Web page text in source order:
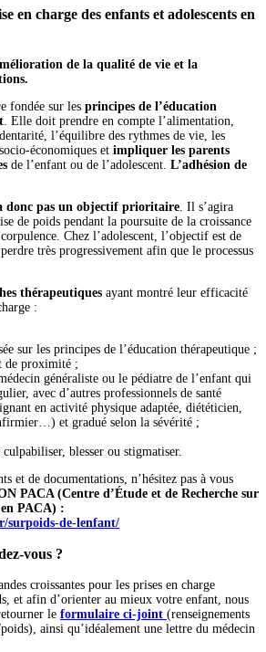
en charge des enfants et adolescents en
de la qualité de vie et la
fondée sur les principes de l’éducation
. Elle doit prendre en compte l’alimentation,
l’équilibre des rythmes de vie, les
économiques et impliquer les parents
s de l’enfant ou de l’adolescent. L’adhésion de
donc pas un objectif prioritaire . Il s’agira
de poids pendant la poursuite de la croissance
Chez l’adolescent, l’objectif est de
très progressivement afin que le processus
thérapeutiques ayant montré leur efficacité
:
sur les principes de l’éducation thérapeutique ;
de proximité ;
généraliste ou le pédiatre de l’enfant qui
avec d’autres professionnels de santé
en activité physique adaptée, diététicien,
et gradué selon la sévérité ;
blesser ou stigmatiser.
et de documentations, n’hésitez pas à vous
PACA (Centre d’Étude et de Recherche sur
PACA) :
surpoids-de-lenfant/
vous ?
croissantes pour les prises en charge
et afin d’orienter au mieux votre enfant, nous
le formulaire ci-joint (renseignements
ainsi qu’idéalement une lettre du médecin